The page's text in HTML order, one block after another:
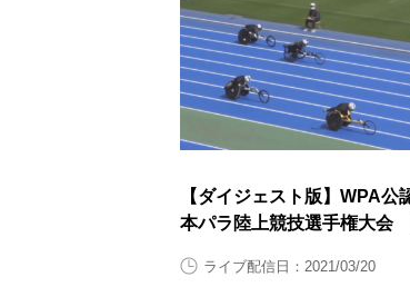
【ダイジェスト版】WPA公
本パラ陸上競技選手権大会
ジェスト
ライブ配信日：2021/03/20